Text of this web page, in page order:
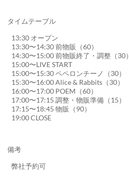
タイムテーブル
13:30 オープン
13:30〜14:30 前物販（60）
14:30〜15:00 前物販終了・調整（30）
15:00〜LIVE START
15:00〜15:30 ペペロンチーノ（30）
15:30〜16:00 Alice & Rabbits（30）
16:00〜17:00 POEM（60）
17:00〜17:15 調整・物販準備（15）
17:15〜18:45 物販（90）
19:00 CLOSE
備考
弊社予約可